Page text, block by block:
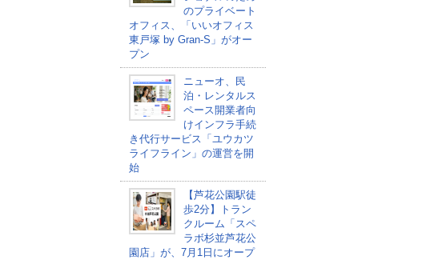
のプライベート
オフィス、「いいオフィス
東戸塚 by Gran-S」がオー
プン
ニューオ、民
泊・レンタルス
ペース開業者向
けインフラ手続
き代行サービス「ユウカツ
ライフライン」の運営を開
始
【芦花公園駅徒
歩2分】トラン
クルーム「スペ
ラボ杉並芦花公
園店」が、7月1日にオープ